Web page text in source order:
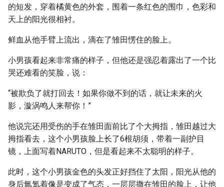
的短发，穿着橘黄色的外套，围着一条红色的围巾，色彩和
天上的阳光很相衬。
鲜血从他手臂上流出，滴在了雏田愣住的脸上。
小男孩看起来非常痛的样子，但他还是强忍着露出了一个比
哭还难看的笑脸，说：
“被欺负了就打回去！如果你做不到的话，就让未来的火
影，漩涡鸣人来帮你！”
他说完还用受伤的手在雏田面前比了个大拇指，雏田越过大
拇指看去，这个小男孩脸上长了6根胡须，带着一副护目
镜，上面写着NARUTO，但是看起来不太聪明的样子。
此时，这个小男孩金色的头发正好挡住了太阳，阳光从他的
身后氤氲着像是变成了气态，一层层撒在雏田的脸上，让他